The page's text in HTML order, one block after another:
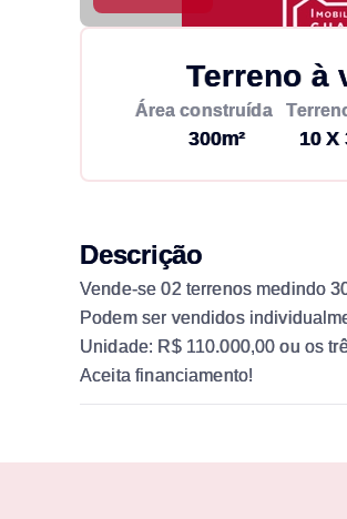
Terreno à
Área construída
300m² 10 X
Descrição
Vende-se 02 terrenos medindo
Podem ser vendidos
Unidade: R$ 110.000,00 ou os
Aceita financiamento!